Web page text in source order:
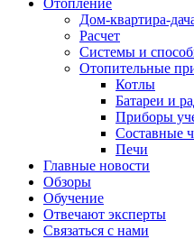
Отопление
Дом-квартира-
Расчет
Системы и
Отопительные
Котлы
Батареи и
Приборы
Составные
Печи
Главные новости
Обзоры
Обучение
Отвечают эксперты
Связаться с нами